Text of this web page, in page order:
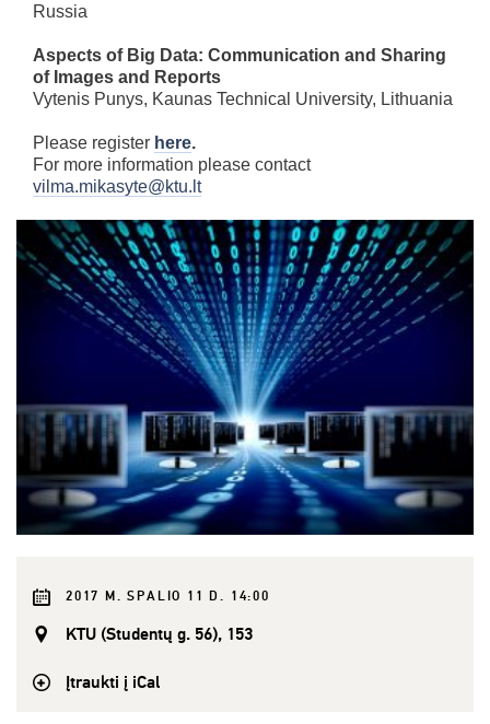
Russia
Aspects of Big Data: Communication and Sharing
of Images and Reports
Vytenis Punys, Kaunas Technical University, Lithuania
Please register here.
For more information please contact
vilma.mikasyte@ktu.lt
2017 M. SPALIO 11 D. 14:00
KTU (Studentų g. 56), 153
Įtraukti į iCal